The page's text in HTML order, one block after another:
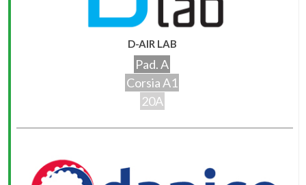
D-AIR LAB
Pad. A
Corsia A1
20A